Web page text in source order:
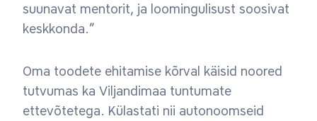
suunavat mentorit, ja loomingulisust soosivat
keskkonda.”
Oma toodete ehitamise kõrval käisid noored
tutvumas ka Viljandimaa tuntumate
ettevõtetega. Külastati nii autonoomseid